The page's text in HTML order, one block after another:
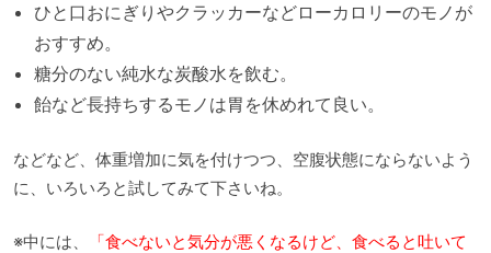
ひと口おにぎりやクラッカーなどローカロリーのモノが
おすすめ。
糖分のない純水な炭酸水を飲む。
飴など長持ちするモノは胃を休めれて良い。
などなど、体重増加に気を付けつつ、空腹状態にならないよう
に、いろいろと試してみて下さいね。
※中には、
「食べないと気分が悪くなるけど、食べると吐いて